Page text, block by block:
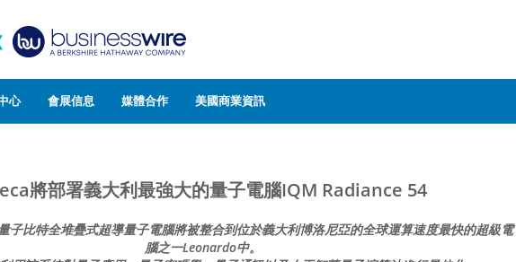
心 會展信息 媒體合作 美國商業資訊
將部署義大利最強大的量子電腦IQM Radiance 54
子比特全堆疊式超導量子電腦將被整合到位於義大利博洛尼亞的全球運算速度最快的超級電
腦之一Leonardo中。